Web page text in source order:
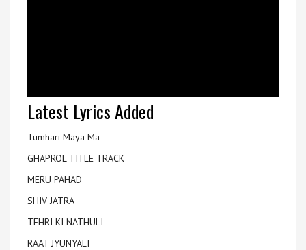
Latest Lyrics Added
Tumhari Maya Ma
GHAPROL TITLE TRACK
MERU PAHAD
SHIV JATRA
TEHRI KI NATHULI
RAAT JYUNYALI